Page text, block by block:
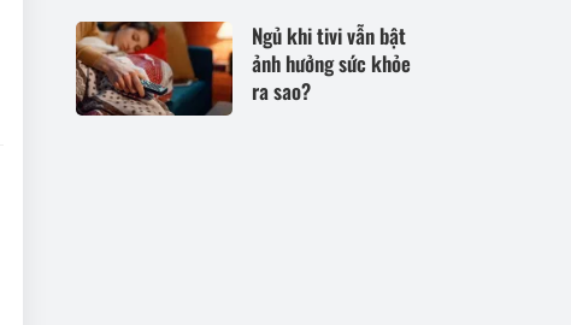
chú ý
Ngủ khi tivi vẫn bật
ảnh hưởng sức khỏe
ra sao?